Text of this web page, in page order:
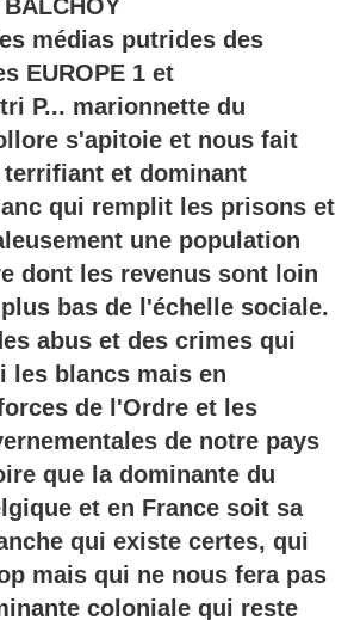
médias putrides des
EUROPE 1 et
P... marionnette du
s'apitoie et nous fait
et dominant
qui remplit les prisons et
une population
dont les revenus sont loin
bas de l'échelle sociale.
abus et des crimes qui
les blancs mais en
de l'Ordre et les
de notre pays
que la dominante du
et en France soit sa
qui existe certes, qui
mais qui ne nous fera pas
coloniale qui reste